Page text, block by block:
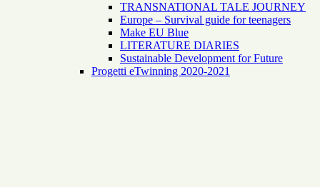
TRANSNATIONAL TALE JOURNEY
Europe – Survival guide for teenagers
Make EU Blue
LITERATURE DIARIES
Sustainable Development for Future
Progetti eTwinning 2020-2021